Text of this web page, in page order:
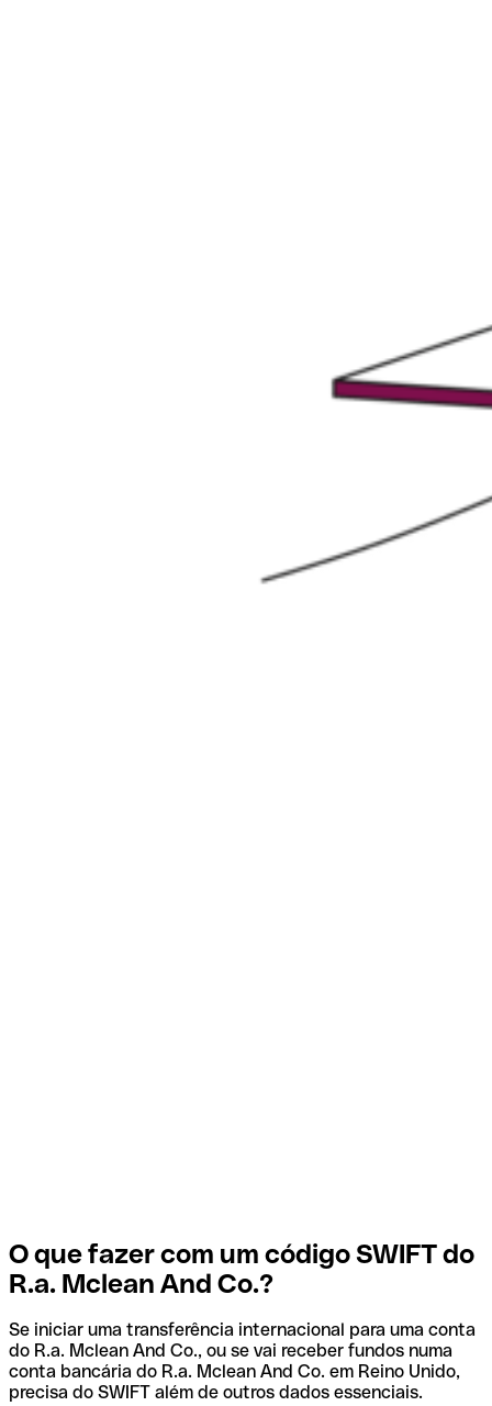
O que fazer com um código SWIFT do
R.a. Mclean And Co.?
Se iniciar uma transferência internacional para uma conta
do R.a. Mclean And Co., ou se vai receber fundos numa
conta bancária do R.a. Mclean And Co. em Reino Unido,
precisa do SWIFT além de outros dados essenciais.